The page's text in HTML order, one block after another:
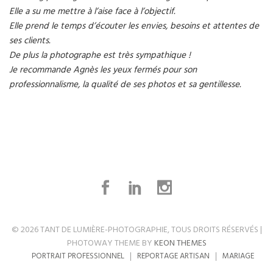
Elle a su me mettre à l’aise face à l’objectif.
Elle prend le temps d’écouter les envies, besoins et attentes de
ses clients.
De plus la photographe est très sympathique !
Je recommande Agnès les yeux fermés pour son
professionnalisme, la qualité de ses photos et sa gentillesse.
© 2026 TANT DE LUMIÈRE-PHOTOGRAPHIE, TOUS DROITS RÉSERVÉS |
PHOTOWAY THEME BYKEON THEMES
PORTRAIT PROFESSIONNEL REPORTAGE ARTISAN MARIAGE